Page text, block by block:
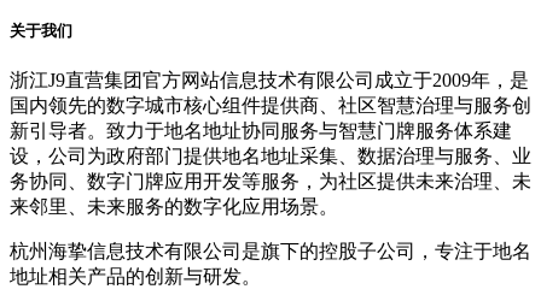
关于我们
浙江J9直营集团官方网站信息技术有限公司成立于2009年，是
国内领先的数字城市核心组件提供商、社区智慧治理与服务创
新引导者。致力于地名地址协同服务与智慧门牌服务体系建
设，公司为政府部门提供地名地址采集、数据治理与服务、业
务协同、数字门牌应用开发等服务，为社区提供未来治理、未
来邻里、未来服务的数字化应用场景。
杭州海挚信息技术有限公司是旗下的控股子公司，专注于地名
地址相关产品的创新与研发。